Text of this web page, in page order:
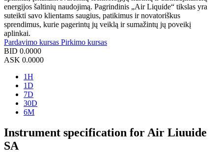
energijos šaltinių naudojimą. Pagrindinis „Air Liquide“ tikslas yra
suteikti savo klientams saugius, patikimus ir novatoriškus
sprendimus, kurie pagerintų jų veiklą ir sumažintų jų poveikį
aplinkai.
Pardavimo kursas Pirkimo kursas
BID 0.0000
ASK 0.0000
1H
1D
7D
30D
6M
Instrument specification for Air Liuuide
SA